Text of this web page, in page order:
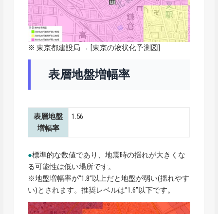
※ 東京都建設局 → [東京の液状化予測図
表層地盤増幅率
表層地盤
増幅率
1.56
●標準的な数値であり、地震時の揺れが大きくな
る可能性は低い場所です。
※地盤増幅率が”1.8”以上だと地盤が弱い(揺れやす
い)とされます。推奨レベルは”1.6”以下です。